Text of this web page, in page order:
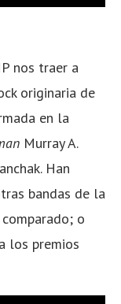
nos traer a
originaria de
en la
Murray A.
Han
bandas de la
o
los premios